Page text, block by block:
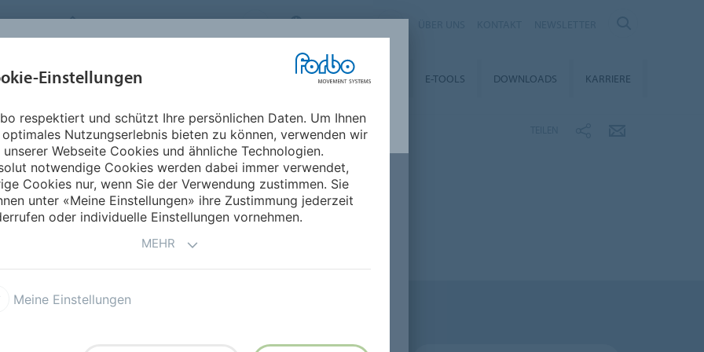
FORBO MOVEMENT SYSTEMS GERMANY
PRODUKTE
ANWENDUNGEN
NACHHALTIGKEIT E-TOOLS DOWNLOADS KARRIERE
Gewebe
mit einem Zugträger aus hochverstrecktem
Einstellungen
respektiert und schützt Ihre persönlichen Daten. Um Ihnen
Nutzungserlebnis bieten zu können, verwenden wir
unserer Webseite Cookies und ähnliche Technologien.
notwendige Cookies werden dabei immer verwendet,
Cookies nur, wenn Sie der Verwendung zustimmen. Sie
unter «Meine Einstellungen» ihre Zustimmung jederzeit
oder individuelle Einstellungen vornehmen.
MEHR
Meine Einstellungen